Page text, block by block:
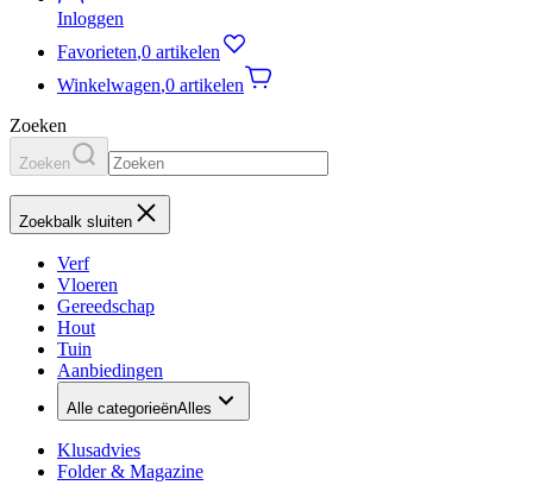
Inloggen
Favorieten,0 artikelen
Winkelwagen,0 artikelen
Zoeken
Zoeken
Zoekbalk sluiten
Verf
Vloeren
Gereedschap
Hout
Tuin
Aanbiedingen
Alle categorieënAlles
Klusadvies
Folder & Magazine